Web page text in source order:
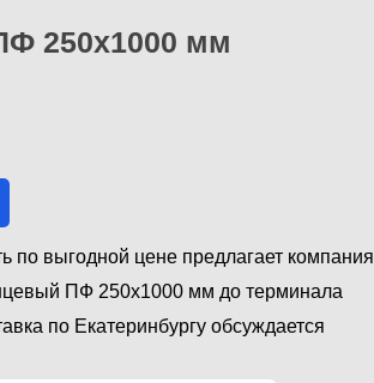
250х1000 мм
по выгодной цене предлагает компания
ПФ 250х1000 мм до терминала
по Екатеринбургу обсуждается